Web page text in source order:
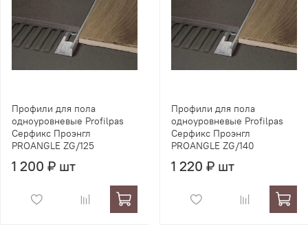
Профили для пола
одноуровневые Profilpas
Серфикс Проэнгл
PROANGLE ZG/125
1 200 ₽ шт
Профили для пола
одноуровневые Profilpas
Серфикс Проэнгл
PROANGLE ZG/140
1 220 ₽ шт